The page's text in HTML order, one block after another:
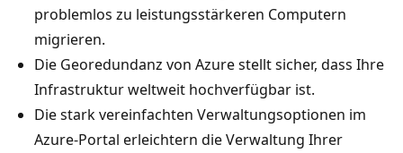
problemlos zu leistungsstärkeren Computern
migrieren.
Die Georedundanz von Azure stellt sicher, dass Ihre
Infrastruktur weltweit hochverfügbar ist.
Die stark vereinfachten Verwaltungsoptionen im
Azure-Portal erleichtern die Verwaltung Ihrer